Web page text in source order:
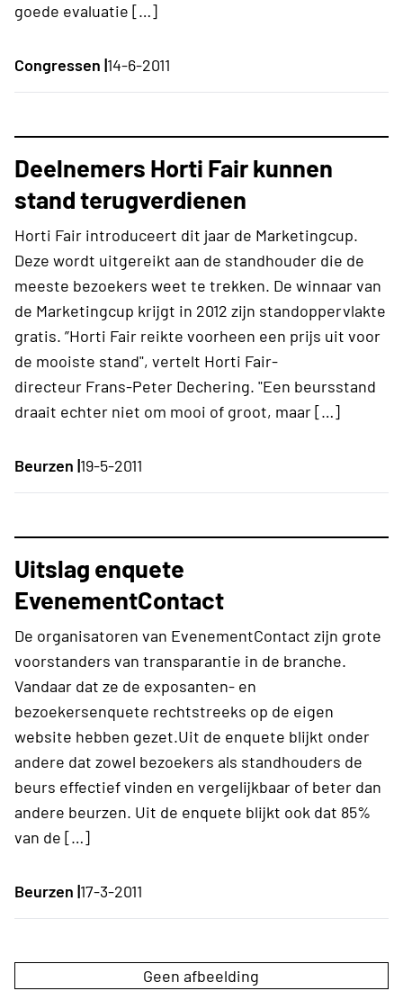
goede evaluatie […]
Congressen |14-6-2011
Deelnemers Horti Fair kunnen
stand terugverdienen
Horti Fair introduceert dit jaar de Marketingcup.
Deze wordt uitgereikt aan de standhouder die de
meeste bezoekers weet te trekken. De winnaar van
de Marketingcup krijgt in 2012 zijn standoppervlakte
gratis. ”Horti Fair reikte voorheen een prijs uit voor
de mooiste stand", vertelt Horti Fair-
directeur Frans-Peter Dechering. "Een beursstand
draait echter niet om mooi of groot, maar […]
Beurzen |19-5-2011
Uitslag enquete
EvenementContact
De organisatoren van EvenementContact zijn grote
voorstanders van transparantie in de branche.
Vandaar dat ze de exposanten- en
bezoekersenquete rechtstreeks op de eigen
website hebben gezet.Uit de enquete blijkt onder
andere dat zowel bezoekers als standhouders de
beurs effectief vinden en vergelijkbaar of beter dan
andere beurzen. Uit de enquete blijkt ook dat 85%
van de […]
Beurzen |17-3-2011
Geen afbeelding